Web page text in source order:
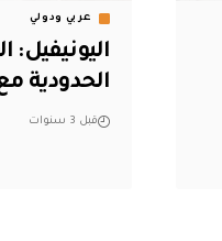
عربي ودولي
الحدودية
قبل 3 سنوات